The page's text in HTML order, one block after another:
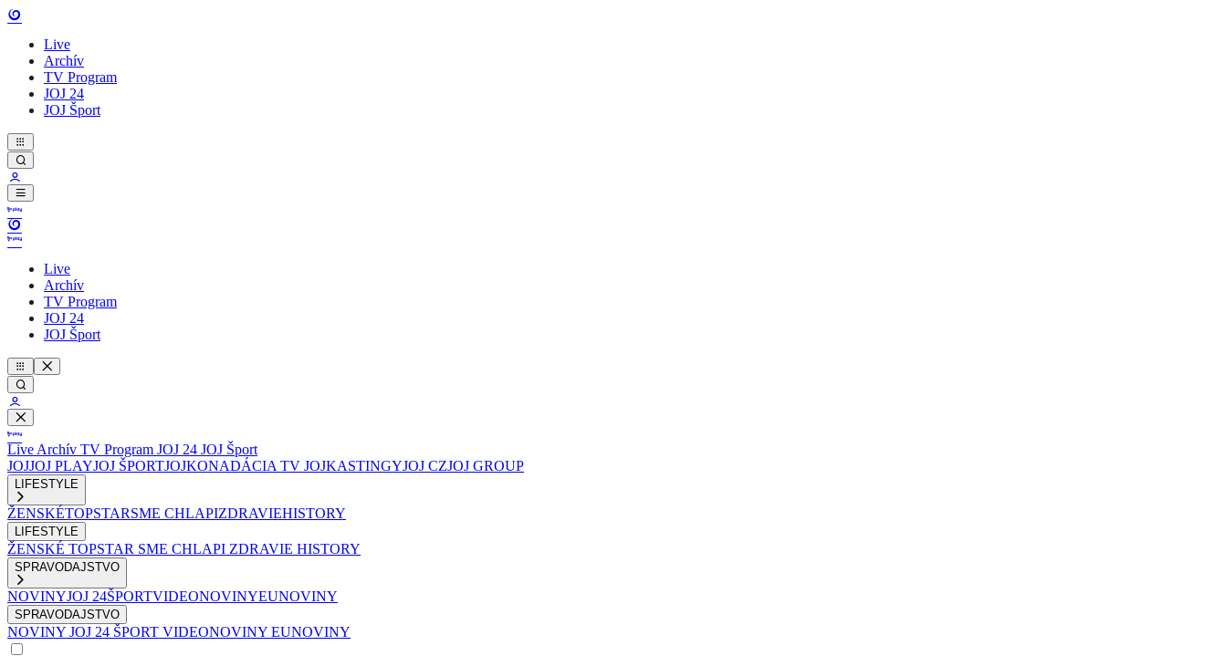
Live
Archív
TV Program
JOJ 24
JOJ Šport
Live
Archív
TV Program
JOJ 24
JOJ Šport
Live Archív TV Program JOJ 24 JOJ Šport
JOJJOJ PLAYJOJ ŠPORTJOJKONADÁCIA TV JOJKASTINGYJOJ CZJOJ GROUP
LIFESTYLE
ŽENSKÉTOPSTARSME CHLAPIZDRAVIEHISTORY
LIFESTYLE
ŽENSKÉ TOPSTAR SME CHLAPI ZDRAVIE HISTORY
SPRAVODAJSTVO
NOVINYJOJ 24ŠPORTVIDEONOVINYEUNOVINY
SPRAVODAJSTVO
NOVINY JOJ 24 ŠPORT VIDEONOVINY EUNOVINY